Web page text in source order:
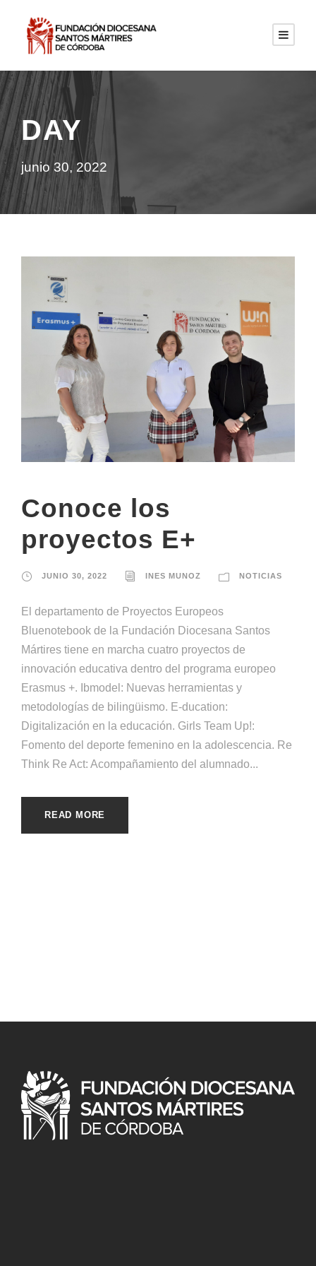
DAY
junio 30, 2022
Conoce los
proyectos E+
JUNIO 30, 2022 INES MUNOZ NOTICIAS
El departamento de Proyectos Europeos
Bluenotebook de la Fundación Diocesana Santos
Mártires tiene en marcha cuatro proyectos de
innovación educativa dentro del programa europeo
Erasmus +. Ibmodel: Nuevas herramientas y
metodologías de bilingüismo. E-ducation:
Digitalización en la educación. Girls Team Up!:
Fomento del deporte femenino en la adolescencia. Re
Think Re Act: Acompañamiento del alumnado...
READ MORE